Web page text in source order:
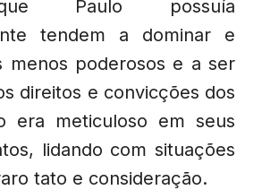
Paulo possuía
tendem a dominar e
menos poderosos e a ser
direitos e convicções dos
era meticuloso em seus
lidando com situações
tato e consideração.